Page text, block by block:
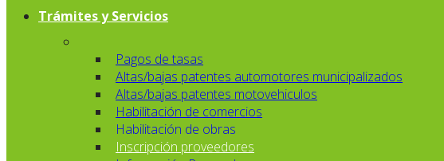
Trámites y Servicios
Pagos de tasas
Altas/bajas patentes automotores municipalizados
Altas/bajas patentes motovehiculos
Habilitación de comercios
Habilitación de obras
Inscripción proveedores